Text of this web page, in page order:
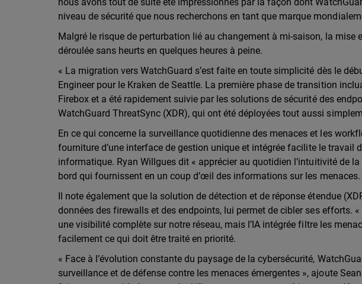
niveau de sécurité que nous recherchons en tant que marque
Malgré le risque de perturbation lié au changement à mi-saison, la mise
déroulée sans heurts en quelques heures à peine.
« La migration vers WatchGuard s’est faite en toute simplicité dès le
Engineer pour le Kraken de Seattle. La première phase de transition
Firebox et a été rapidement suivie par les solutions de sécurité des
WatchGuard ThreatSync (XDR), qui ont été déployées tout aussi
En ce qui concerne la surveillance quotidienne des menaces et les
fourniture d’une interface de gestion unique et intégrée facilite le travail
informatique. Ryan Willgues dit « apprécier au quotidien l’intuitivité de
bord qui fournissent en un coup d’œil des informations sur les menaces.
Il note également que la solution de détection et de réponse étendue
données des firewalls et des endpoints, lui permet de cibler ses efforts.
une visibilité complète sur notre réseau, mais l’IA intégrée filtre les
facilement ce qui doit être traité en priorité.
« Face à l’évolution constante du paysage de la cybersécurité,
surveillance et de défense contre les menaces émergentes », ajoute